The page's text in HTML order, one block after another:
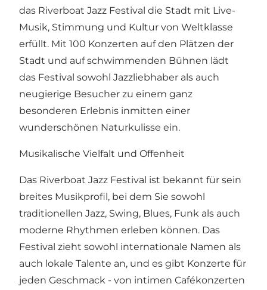
das Riverboat Jazz Festival die Stadt mit Live-
Musik, Stimmung und Kultur von Weltklasse
erfüllt. Mit 100 Konzerten auf den Plätzen der
Stadt und auf schwimmenden Bühnen lädt
das Festival sowohl Jazzliebhaber als auch
neugierige Besucher zu einem ganz
besonderen Erlebnis inmitten einer
wunderschönen Naturkulisse ein.
Musikalische Vielfalt und Offenheit
Das Riverboat Jazz Festival ist bekannt für sein
breites Musikprofil, bei dem Sie sowohl
traditionellen Jazz, Swing, Blues, Funk als auch
moderne Rhythmen erleben können. Das
Festival zieht sowohl internationale Namen als
auch lokale Talente an, und es gibt Konzerte für
jeden Geschmack - von intimen Cafékonzerten